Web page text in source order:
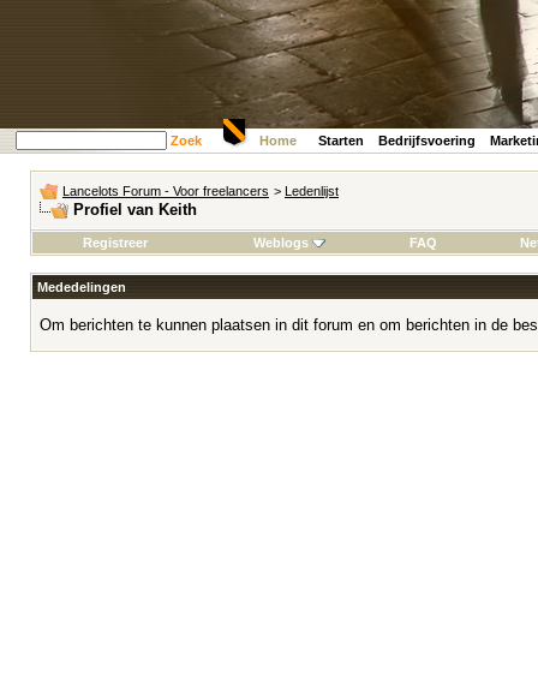
Zoek Home Starten Bedrijfsvoering
Lancelots Forum - Voor freelancers > Ledenlijst
Profiel van Keith
Registreer Weblogs FAQ
Mededelingen
Om berichten te kunnen plaatsen in dit forum en om berichten in de